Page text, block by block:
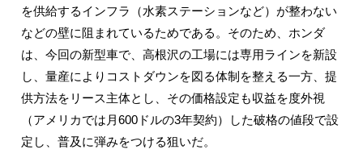
を供給するインフラ（水素ステーションなど）が整わない
などの壁に阻まれているためである。そのため、ホンダ
は、今回の新型車で、高根沢の工場には専用ラインを新設
し、量産によりコストダウンを図る体制を整える一方、提
供方法をリース主体とし、その価格設定も収益を度外視
（アメリカでは月600ドルの3年契約）した破格の値段で設
定し、普及に弾みをつける狙いだ。